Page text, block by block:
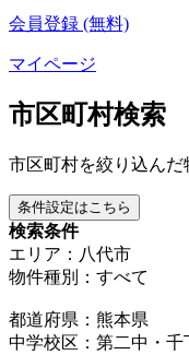
会員登録 (無料)
マイページ
市区町村検索
市区町村を絞り込んだ
条件設定はこちら
検索条件
エリア：八代市
物件種別：すべて
都道府県：熊本県
中学校区：第二中・千